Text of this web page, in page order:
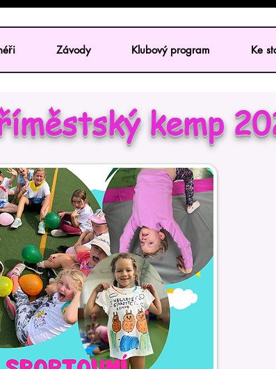
Závody Klubový program Ke
kemp